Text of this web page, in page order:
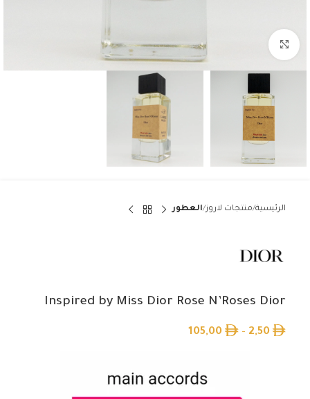
الرئيسية منتجات لاروز العطور
Inspired by Miss Dior Rose N’Roses Dior
2,50
–
105,00